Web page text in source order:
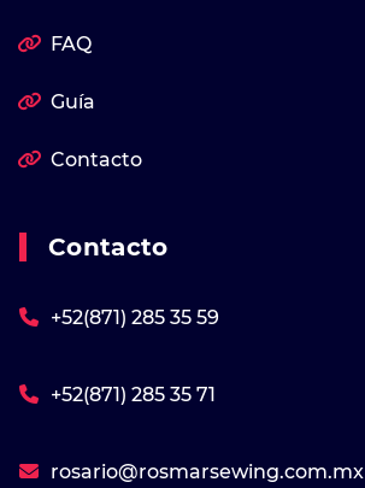
FAQ
Guía
Contacto
Contacto
+52(871) 285 35 59
+52(871) 285 35 71
rosario@rosmarsewing.com.mx